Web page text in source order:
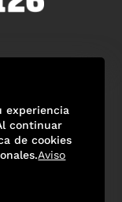
experiencia
continuar
de cookies
Aviso